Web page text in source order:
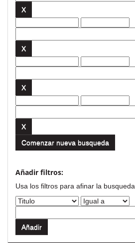
Comenzar nueva busqueda
Añadir filtros:
Usa los filtros para afinar la busqueda.